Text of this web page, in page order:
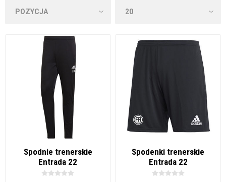
Spodnie trenerskie
Entrada 22
Spodenki trenerskie
Entrada 22